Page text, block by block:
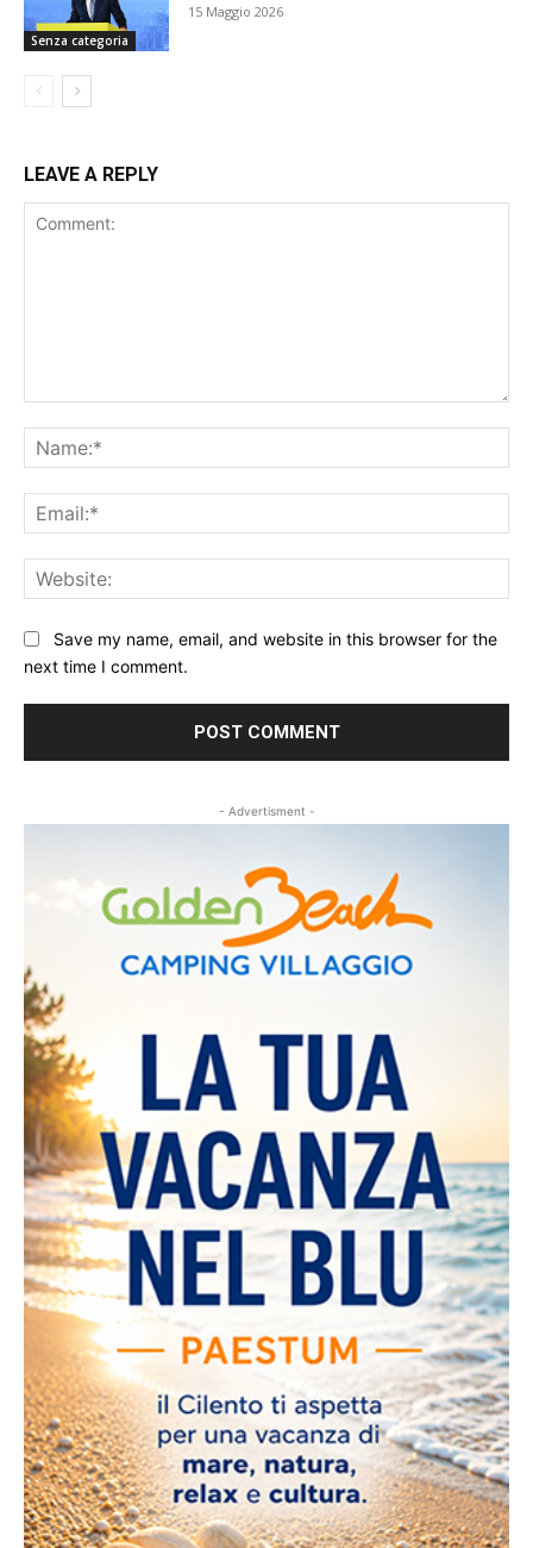
Senza categoria
15 Maggio 2026
LEAVE A REPLY
Save my name, email, and website in this browser for the
next time I comment.
- Advertisment -